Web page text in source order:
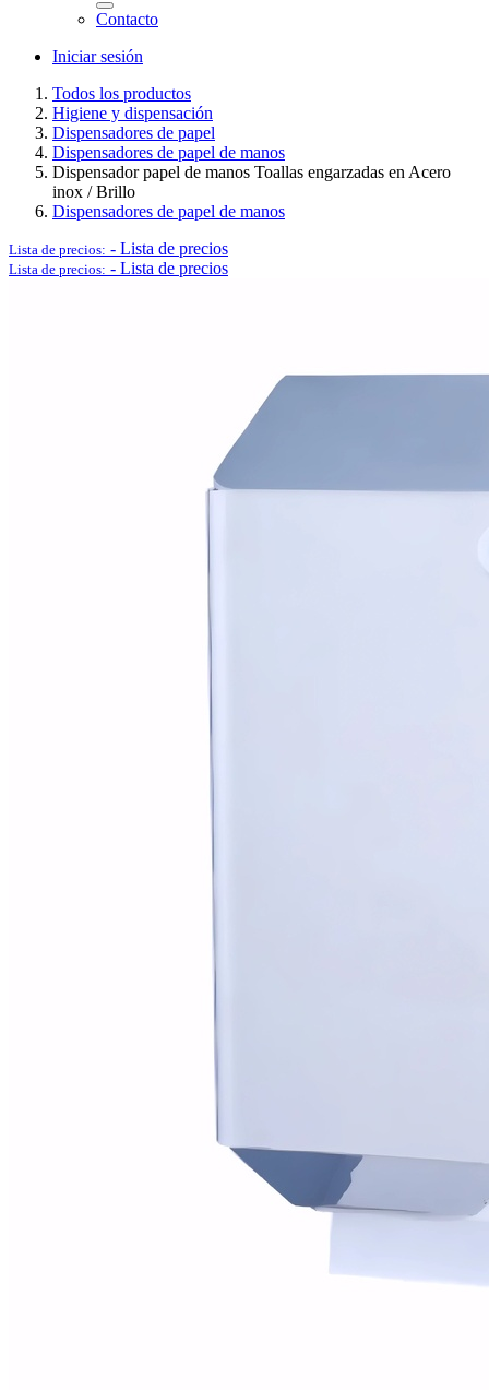
Logística y Equipamiento Auxiliar
Ver todo en Logística y Equipamiento Auxiliar→
Postes separadores/Catenarias
Alfombras
Ver todo en Mobiliario de vestuarios→
Contacto
Iniciar sesión
Todos los productos
Higiene y dispensación
Dispensadores de papel
Dispensadores de papel de manos
Dispensador papel de manos Toallas engarzadas en Acero
inox / Brillo
Dispensadores de papel de manos
Lista de precios: - Lista de precios
Lista de precios: - Lista de precios